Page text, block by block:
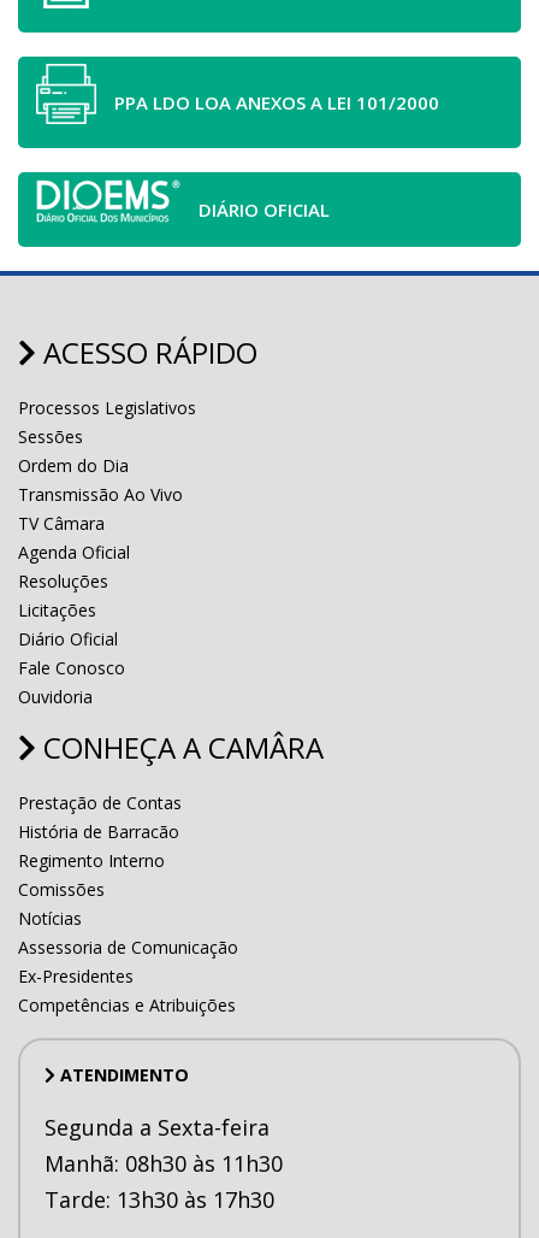
PPA LDO LOA ANEXOS A LEI 101/2000
DIÁRIO OFICIAL
ACESSO RÁPIDO
Processos Legislativos
Sessões
Ordem do Dia
Transmissão Ao Vivo
TV Câmara
Agenda Oficial
Resoluções
Licitações
Diário Oficial
Fale Conosco
Ouvidoria
CONHEÇA A CAMÂRA
Prestação de Contas
História de Barracão
Regimento Interno
Comissões
Notícias
Assessoria de Comunicação
Ex-Presidentes
Competências e Atribuições
ATENDIMENTO
Segunda a Sexta-feira
Manhã: 08h30 às 11h30
Tarde: 13h30 às 17h30